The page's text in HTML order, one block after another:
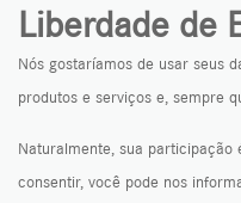
Liberdade de
Nós gostaríamos de usar seus
produtos e serviços e, sempre
Naturalmente, sua
consentir, você pode nos